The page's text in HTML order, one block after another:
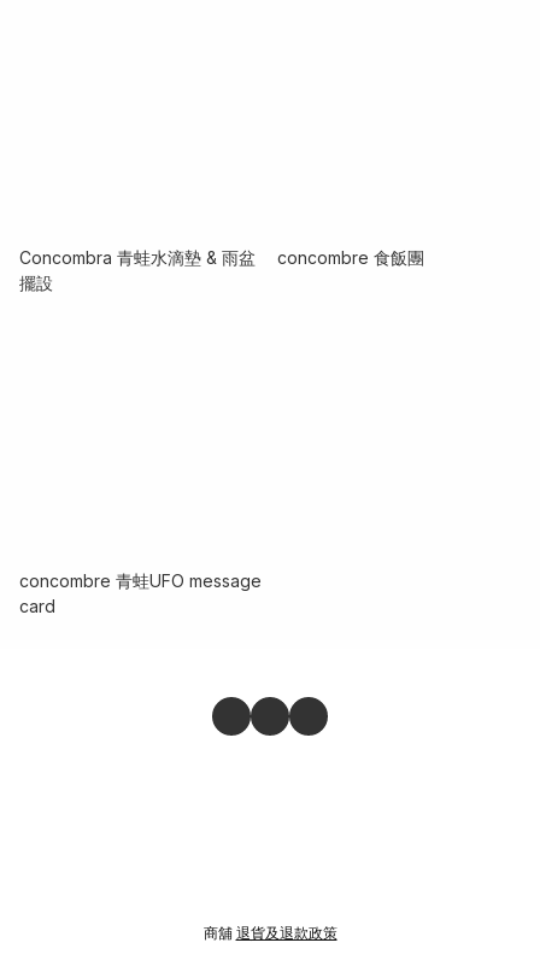
Concombra 青蛙水滴墊 & 雨盆
擺設
concombre 食飯團
concombre 青蛙UFO message
card
商舖 退貨及退款政策